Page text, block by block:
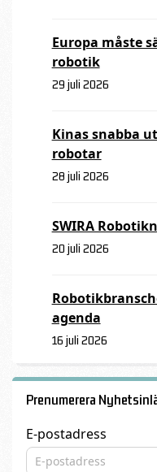
Europa måste
robotik
29 juli 2026
Kinas snabba
robotar
28 juli 2026
SWIRA
20 juli 2026
agenda
16 juli 2026
Prenumerera
E-postadress